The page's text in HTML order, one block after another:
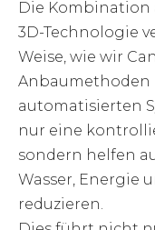
Die Kombination
3D-Technologie
Weise, wie wir
Anbaumethoden
automatisierten
nur eine
sondern helfen
Wasser, Energie
reduzieren.